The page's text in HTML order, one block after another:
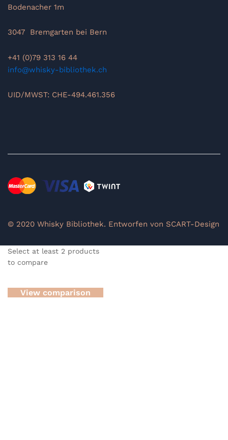
Bodenacher 1m
3047 Bremgarten bei Bern
+41 (0)79 313 16 44
info@whisky-bibliothek.ch
UID/MWST: CHE-494.461.356
© 2020 Whisky Bibliothek. Entworfen von SCART-Design
Select at least 2 products
to compare
View comparison